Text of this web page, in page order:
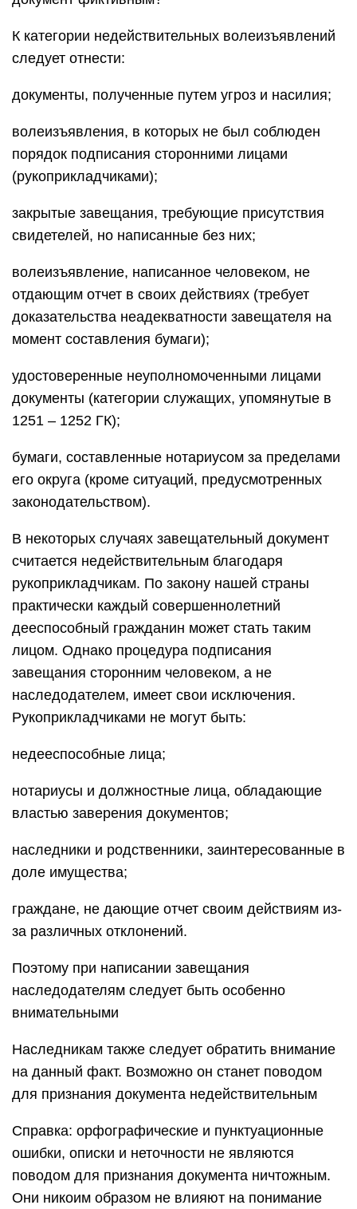
К категории недействительных волеизъявлений
следует отнести:
документы, полученные путем угроз и насилия;
волеизъявления, в которых не был соблюден
порядок подписания сторонними лицами
(рукоприкладчиками);
закрытые завещания, требующие присутствия
свидетелей, но написанные без них;
волеизъявление, написанное человеком, не
отдающим отчет в своих действиях (требует
доказательства неадекватности завещателя на
момент составления бумаги);
удостоверенные неуполномоченными лицами
документы (категории служащих, упомянутые в
1251 – 1252 ГК);
бумаги, составленные нотариусом за пределами
его округа (кроме ситуаций, предусмотренных
законодательством).
В некоторых случаях завещательный документ
считается недействительным благодаря
рукоприкладчикам. По закону нашей страны
практически каждый совершеннолетний
дееспособный гражданин может стать таким
лицом. Однако процедура подписания
завещания сторонним человеком, а не
наследодателем, имеет свои исключения.
Рукоприкладчиками не могут быть:
недееспособные лица;
нотариусы и должностные лица, обладающие
властью заверения документов;
наследники и родственники, заинтересованные в
доле имущества;
граждане, не дающие отчет своим действиям из-
за различных отклонений.
Поэтому при написании завещания
наследодателям следует быть особенно
внимательными
Наследникам также следует обратить внимание
на данный факт. Возможно он станет поводом
для признания документа недействительным
Справка: орфографические и пунктуационные
ошибки, описки и неточности не являются
поводом для признания документа ничтожным.
Они никоим образом не влияют на понимание